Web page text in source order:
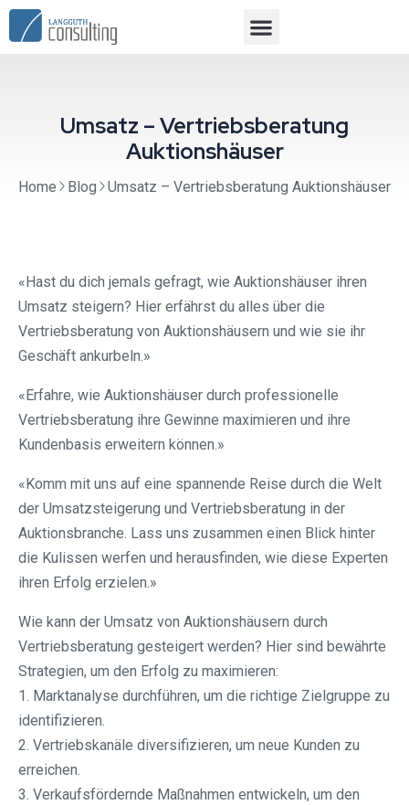
Umsatz – Vertriebsberatung
Auktionshäuser
Home Blog Umsatz – Vertriebsberatung Auktionshäuser
«Hast du dich jemals gefragt, wie Auktionshäuser ihren
Umsatz steigern? Hier erfährst du alles über die
Vertriebsberatung von Auktionshäusern und wie sie ihr
Geschäft ankurbeln.»
«Erfahre, wie Auktionshäuser durch professionelle
Vertriebsberatung ihre Gewinne maximieren und ihre
Kundenbasis erweitern können.»
«Komm mit uns auf eine spannende Reise durch die Welt
der Umsatzsteigerung und Vertriebsberatung in der
Auktionsbranche. Lass uns zusammen einen Blick hinter
die Kulissen werfen und herausfinden, wie diese Experten
ihren Erfolg erzielen.»
Wie kann der Umsatz von Auktionshäusern durch
Vertriebsberatung gesteigert werden? Hier sind bewährte
Strategien, um den Erfolg zu maximieren:
1. Marktanalyse durchführen, um die richtige Zielgruppe zu
identifizieren.
2. Vertriebskanäle diversifizieren, um neue Kunden zu
erreichen.
3. Verkaufsfördernde Maßnahmen entwickeln, um den